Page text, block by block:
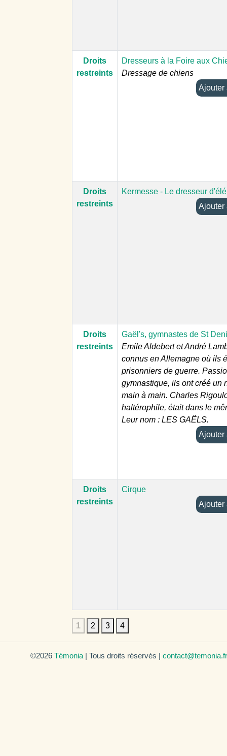
Droits
restreints
Dresseurs à la Foire aux
Dressage de chiens
Droits
restreints
Kermesse - Le dresseur
Droits
restreints
Gaël's, gymnastes de St
Emile Aldebert et André
connus en Allemagne où ils
prisonniers de guerre.
gymnastique, ils ont créé un
main à main. Charles
haltérophile, était dans le
Leur nom : LES GAËLS.
Droits
restreints
Cirque
1 2 3 4
©2026 Témonia | Tous droits réservés | contact@temonia.fr